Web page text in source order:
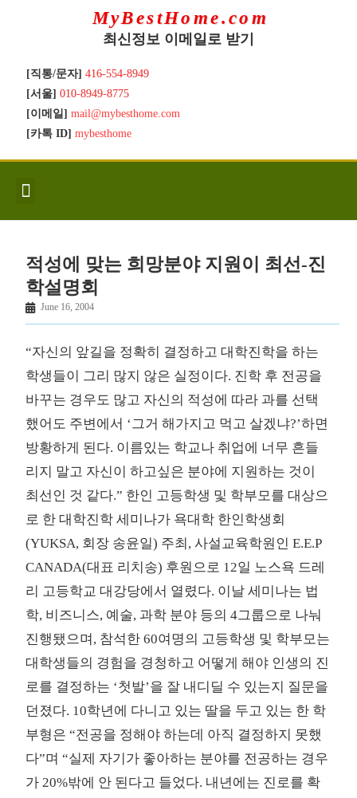
MyBestHome.com
최신정보 이메일로 받기
[직통/문자] 416-554-8949
[서울] 010-8949-8775
[이메일] mail@mybesthome.com
[카톡 ID] mybesthome
적성에 맞는 희망분야 지원이 최선-진
학설명회
June 16, 2004
“자신의 앞길을 정확히 결정하고 대학진학을 하는
학생들이 그리 많지 않은 실정이다. 진학 후 전공을
바꾸는 경우도 많고 자신의 적성에 따라 과를 선택
했어도 주변에서 ‘그거 해가지고 먹고 살겠냐?’하면
방황하게 된다. 이름있는 학교나 취업에 너무 흔들
리지 말고 자신이 하고싶은 분야에 지원하는 것이
최선인 것 같다.” 한인 고등학생 및 학부모를 대상으
로 한 대학진학 세미나가 욕대학 한인학생회
(YUKSA, 회장 송윤일) 주최, 사설교육학원인 E.E.P
CANADA(대표 리치송) 후원으로 12일 노스욕 드레
리 고등학교 대강당에서 열렸다. 이날 세미나는 법
학, 비즈니스, 예술, 과학 분야 등의 4그룹으로 나눠
진행됐으며, 참석한 60여명의 고등학생 및 학부모는
대학생들의 경험을 경청하고 어떻게 해야 인생의 진
로를 결정하는 ‘첫발’을 잘 내디딜 수 있는지 질문을
던졌다. 10학년에 다니고 있는 딸을 두고 있는 한 학
부형은 “전공을 정해야 하는데 아직 결정하지 못했
다”며 “실제 자기가 좋아하는 분야를 전공하는 경우
가 20%밖에 안 된다고 들었다. 내년에는 진로를 확